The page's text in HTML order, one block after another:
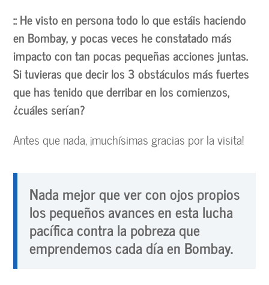
:: He visto en persona todo lo que estáis haciendo
en Bombay, y pocas veces he constatado más
impacto con tan pocas pequeñas acciones juntas.
Si tuvieras que decir los 3 obstáculos más fuertes
que has tenido que derribar en los comienzos,
¿cuáles serían?
Antes que nada, ¡muchísimas gracias por la visita!
Nada mejor que ver con ojos propios
los pequeños avances en esta lucha
pacífica contra la pobreza que
emprendemos cada día en Bombay.